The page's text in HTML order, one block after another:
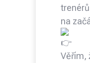
na
Věřím,